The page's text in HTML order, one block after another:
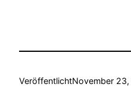
VeröffentlichtNovember